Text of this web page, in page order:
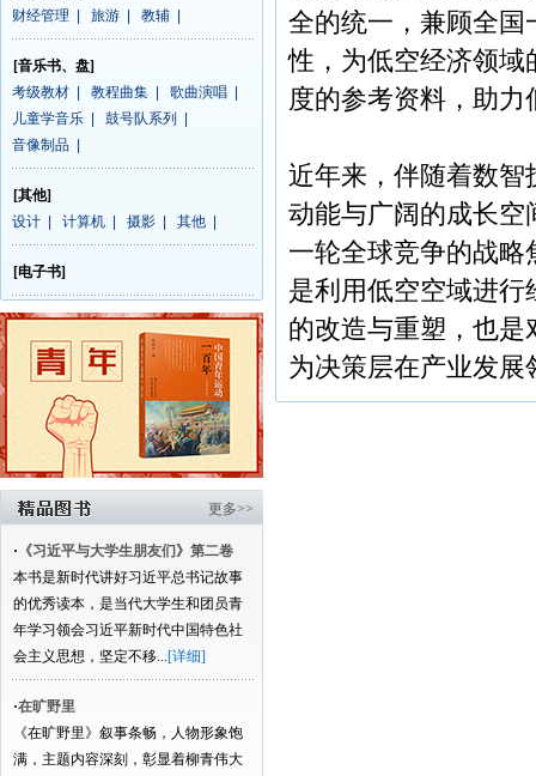
财经管理
旅游 教辅
[音乐书、盘]
考级教材
教程曲集 歌曲演唱
儿童学音乐
鼓号队系列
音像制品
[其他]
设计
计算机 摄影 其他
[电子书]
更多>>
· 《习近平与大学生朋友们》第二卷
本书是新时代讲好习近平总书记故事
的优秀读本，是当代大学生和团员青
年学习领会习近平新时代中国特色社
会主义思想，坚定不移...[详细]
·在旷野里
《在旷野里》叙事条畅，人物形象饱
满，主题内容深刻，彰显着柳青伟大
全的统一，兼顾全国
性，为低空经济领域
度的参考资料，助
近年来，伴随着数智
动能与广阔的成长空
一轮全球竞争的战略
是利用低空空域进行
的改造与重塑，也
为决策层在产业发